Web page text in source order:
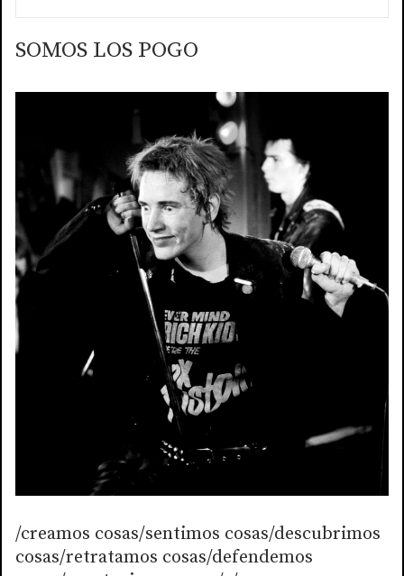
SOMOS LOS POGO
/creamos cosas/sentimos cosas/descubrimos
cosas/retratamos cosas/defendemos